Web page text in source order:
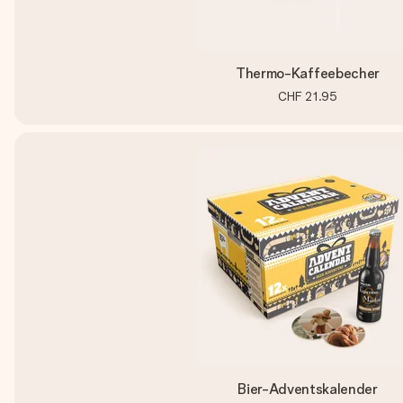
Thermo-Kaffeebecher
CHF 21.95
Bier-Adventskalender